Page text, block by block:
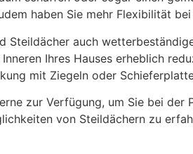
haben Sie mehr Flexibilität
Steildächer auch
Inneren Ihres Hauses erheblich
mit Ziegeln oder
zur Verfügung, um Sie bei
von Steildächern zu